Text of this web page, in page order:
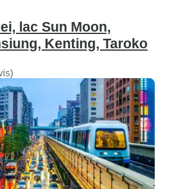
lac Sun Moon,
Kenting, Taroko